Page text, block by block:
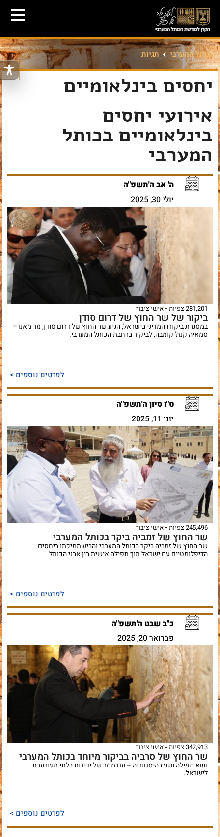
הכותל המערבי תגיות
יחסים בינלאומיים
אירועי יחסים
בינלאומיים בכותל
המערבי
ה' אב ה'תשפ"ה
יולי 30, 2025
281,201 צפיות אישי ציבור
ביקור של שר החוץ של דרום סודן
במסגרת ביקורו המדיני בישראל, הגיע שר החוץ של דרום סודן, מר מאנדיי
סמאיה קנת' קומבה, לביקור ברחבת הכותל המערבי.
לפרטים נוספים >
ט"ו סיון ה'תשפ"ה
יוני 11, 2025
245,496 צפיות אישי ציבור
שר החוץ של זמביה ביקר בכותל המערבי
שר החוץ של זמביה ביקר בכותל המערבי והביע תמיכתו ביחסים
הדיפלומטיים עם ישראל תוך תפילה אישית בין אבני הכותל.
לפרטים נוספים >
כ"ב שבט ה'תשפ"ה
פברואר 20, 2025
342,913 צפיות אישי ציבור
שר החוץ של סרביה בביקור מיוחד בכותל המערבי
נשא תפילה ונגע בהיסטוריה – עם מסר של ידידות בלתי מעורערת
לישראל.
לפרטים נוספים >